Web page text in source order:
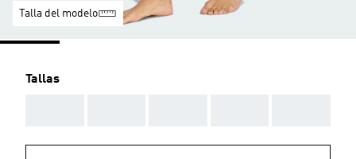
Talla del modelo
Tallas